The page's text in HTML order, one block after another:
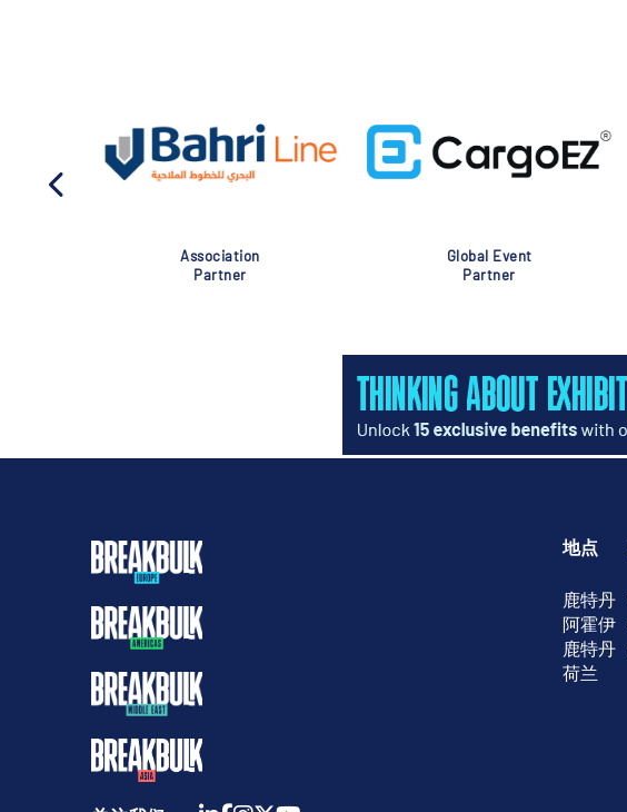
Association
Partner
Global Event
Partner
地点
鹿特丹
阿霍伊
鹿特丹
荷兰